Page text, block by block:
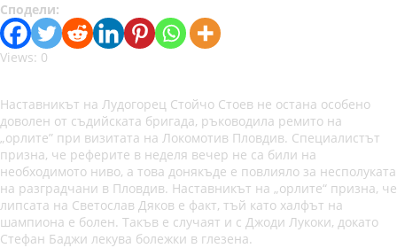
Сподели:
Views: 0
Наставникът на Лудогорец Стойчо Стоев не остана особено
доволен от съдийската бригада, ръководила ремито на
„орлите” при визитата на Локомотив Пловдив. Специалистът
призна, че реферите в неделя вечер не са били на
необходимото ниво, а това донякъде е повлияло за несполуката
на разградчани в Пловдив. Наставникът на „орлите“ призна, че
липсата на Светослав Дяков е факт, тъй като халфът на
шампиона е болен. Такъв е случаят и с Джоди Лукоки, докато
Стефан Баджи лекува болежки в глезена.